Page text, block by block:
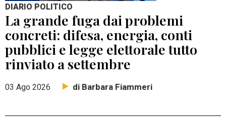
DIARIO POLITICO
La grande fuga dai problemi
concreti: difesa, energia, conti
pubblici e legge elettorale tutto
rinviato a settembre
03 Ago 2026 di Barbara Fiammeri